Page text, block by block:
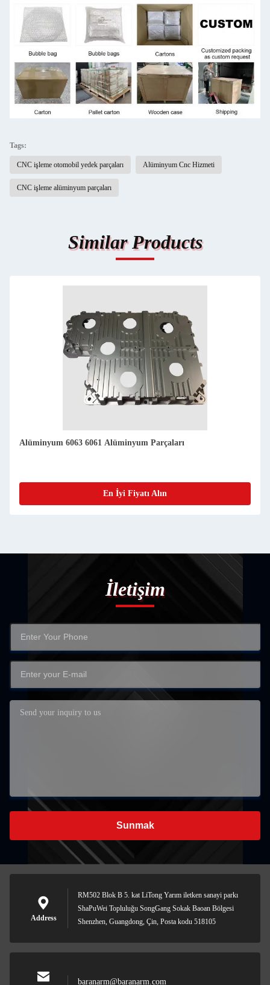
Tags:
CNC işleme otomobil yedek parçaları Alüminyum Cnc Hizmeti
CNC işleme alüminyum parçaları
Similar Products
Endüstriyel 6082 7075 6061 Alüminyum CNC İşleme
En İyi Fiyatı Alın
İletişim
Sunmak
Address
RM502 Blok B 5. kat LiTong Yarım iletken sanayi parkı
ShaPuWei Topluluğu SongGang Sokak Baoan Bölgesi
Shenzhen, Guangdong, Çin, Posta kodu 518105
baranarm@baranarm.com